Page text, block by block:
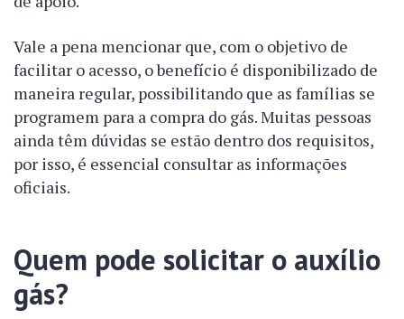
Vale a pena mencionar que, com o objetivo de
facilitar o acesso, o benefício é disponibilizado de
maneira regular, possibilitando que as famílias se
programem para a compra do gás. Muitas pessoas
ainda têm dúvidas se estão dentro dos requisitos,
por isso, é essencial consultar as informações
oficiais.
Quem pode solicitar o auxílio
gás?